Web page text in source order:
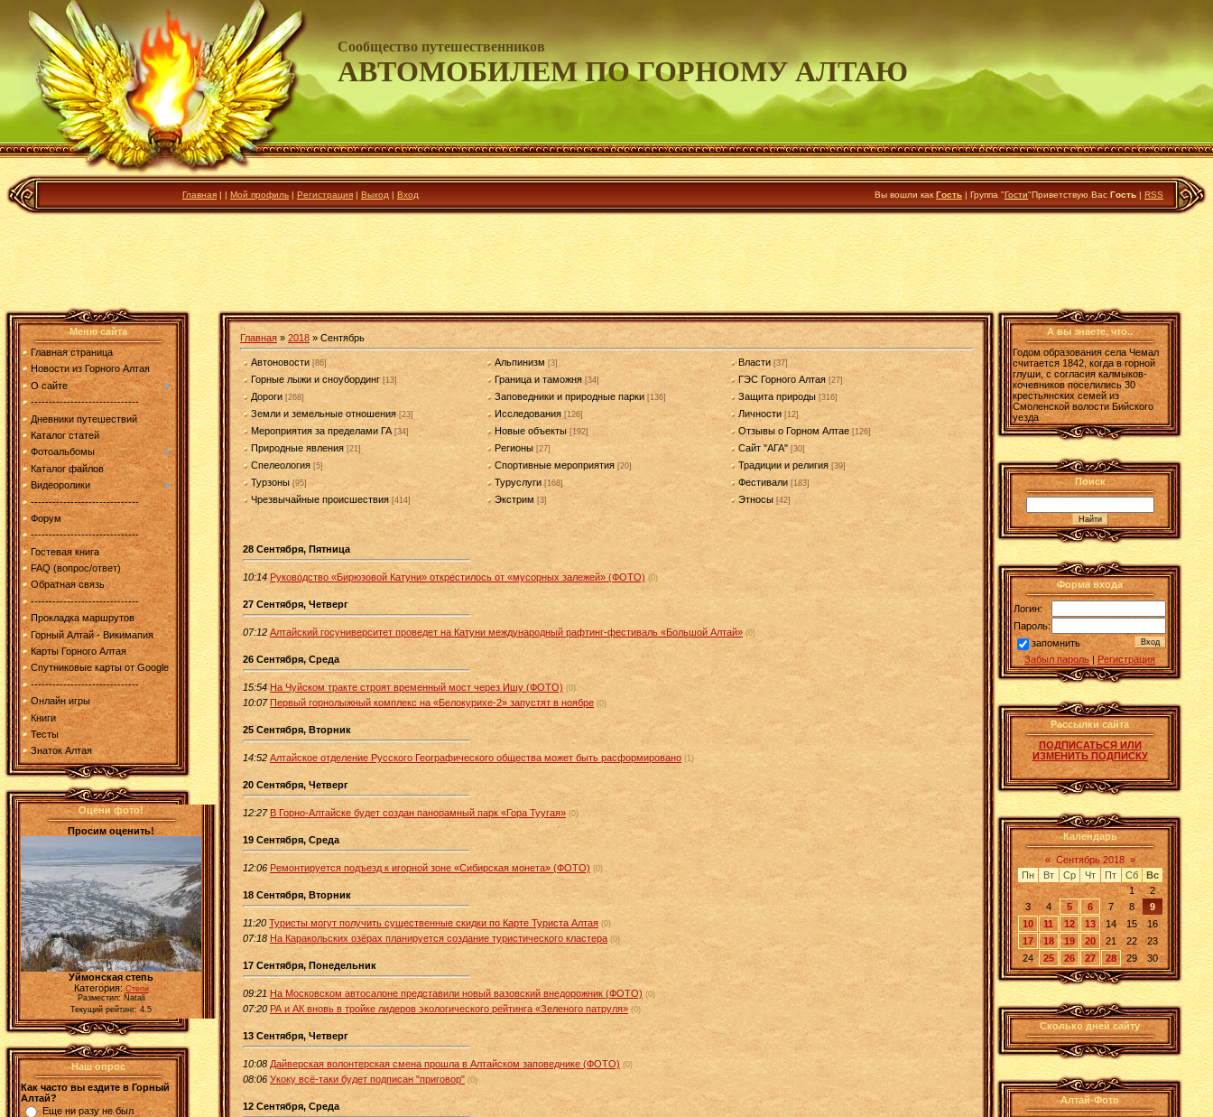
Сообщество путешественников
АВТОМОБИЛЕМ ПО ГОРНОМУ АЛТАЮ
Главная | | Мой профиль | Регистрация | Выход | Вход Вы вошли как Гость | Группа "Гости"Приветствую Вас Гость | RSS
Меню сайта
Главная страница
Новости из Горного Алтая
О сайте
------------------------------
Дневники путешествий
Каталог статей
Фотоальбомы
Каталог файлов
Видеоролики
------------------------------
Форум
------------------------------
Гостевая книга
FAQ (вопрос/ответ)
Обратная связь
------------------------------
Прокладка маршрутов
Горный Алтай - Викимапия
Карты Горного Алтая
Спутниковые карты от Google
------------------------------
Онлайн игры
Книги
Тесты
Знаток Алтая
Оцени фото!
Просим оценить!
Уймонская степь
Категория:Степи
Разместил: Natali
Текущий рейтинг: 4.5
Наш опрос
Как часто вы ездите в Горный
Алтай?
Еще ни разу не был
Главная » 2018 » Сентябрь
Автоновости [86] Альпинизм [3] Власти [37]
Горные лыжи и сноубординг [13] Граница и таможня [34] ГЭС Горного Алтая [27]
Дороги [268] Заповедники и природные парки [136] Защита природы [316]
Земли и земельные отношения [23] Исследования [126] Личности [12]
Мероприятия за пределами ГА [34] Новые объекты [192] Отзывы о Горном Алтае [126]
Природные явления [21] Регионы [27] Сайт "АГА" [30]
Спелеология [5] Спортивные мероприятия [20] Традиции и религия [39]
Турзоны [95] Туруслуги [168] Фестивали [183]
Чрезвычайные происшествия [414] Экстрим [3] Этносы [42]
28 Сентября, Пятница
10:14 Руководство «Бирюзовой Катуни» открестилось от «мусорных залежей» (ФОТО) (0)
27 Сентября, Четверг
07:12 Алтайский госуниверситет проведет на Катуни международный рафтинг-фестиваль «Большой Алтай» (0)
26 Сентября, Среда
15:54 На Чуйском тракте строят временный мост через Ишу (ФОТО) (0)
10:07 Первый горнолыжный комплекс на «Белокурихе-2» запустят в ноябре (0)
25 Сентября, Вторник
14:52 Алтайское отделение Русского Географического общества может быть расформировано (1)
20 Сентября, Четверг
12:27 В Горно-Алтайске будет создан панорамный парк «Гора Туугая» (0)
19 Сентября, Среда
12:06 Ремонтируется подъезд к игорной зоне «Сибирская монета» (ФОТО) (0)
18 Сентября, Вторник
11:20 Туристы могут получить существенные скидки по Карте Туриста Алтая (0)
07:18 На Каракольских озёрах планируется создание туристического кластера (0)
17 Сентября, Понедельник
09:21 На Московском автосалоне представили новый вазовский внедорожник (ФОТО) (0)
07:20 РА и АК вновь в тройке лидеров экологического рейтинга «Зеленого патруля» (0)
13 Сентября, Четверг
10:08 Дайверская волонтерская смена прошла в Алтайском заповеднике (ФОТО) (0)
08:06 Укоку всё-таки будет подписан "приговор" (0)
12 Сентября, Среда
А вы знаете, что..
Годом образования села Чемал
считается 1842, когда в горной
глуши, с согласия калмыков-
кочевников поселились 30
крестьянских семей из
Смоленской волости Бийского
уезда
Поиск
Форма входа
Логин:
Пароль:
запомнить
Забыл пароль | Регистрация
Рассылки сайта
ПОДПИСАТЬСЯ ИЛИ
ИЗМЕНИТЬ ПОДПИСКУ
Календарь
« Сентябрь 2018 »
Пн
Вт Ср Чт Пт Сб
Вс
1
2
3
4 5 6 7 8
9
10
11 12 13 14 15
16
17
18 19 20 21 22
23
24
25 26 27 28 29 30
Сколько дней сайту
Алтай-Фото